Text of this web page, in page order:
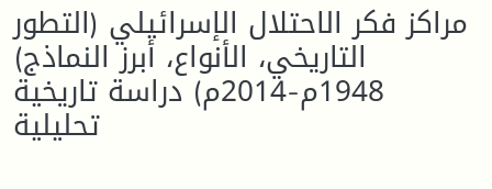
مراكز فكر الاحتلال الإسرائيلي (التطور
التاريخي، الأنواع، أبرز النماذج)
1948م-2014م) دراسة تاريخية
تحليلية